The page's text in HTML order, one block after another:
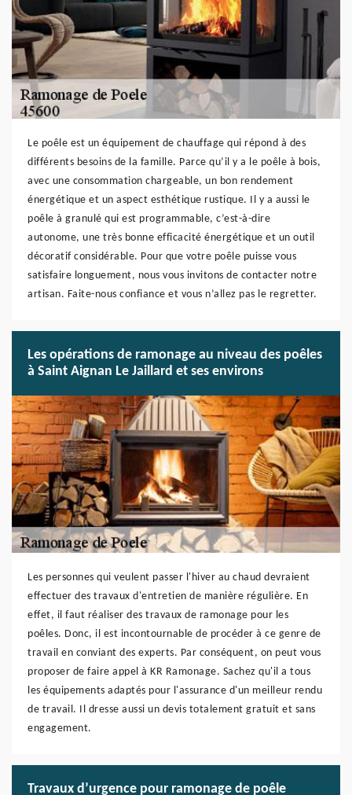
Le poêle est un équipement de chauffage qui répond à des
différents besoins de la famille. Parce qu’il y a le poêle à bois,
avec une consommation chargeable, un bon rendement
énergétique et un aspect esthétique rustique. Il y a aussi le
poêle à granulé qui est programmable, c’est-à-dire
autonome, une très bonne efficacité énergétique et un outil
décoratif considérable. Pour que votre poêle puisse vous
satisfaire longuement, nous vous invitons de contacter notre
artisan. Faite-nous confiance et vous n’allez pas le regretter.
Les opérations de ramonage au niveau des poêles
à Saint Aignan Le Jaillard et ses environs
Les personnes qui veulent passer l'hiver au chaud devraient
effectuer des travaux d'entretien de manière régulière. En
effet, il faut réaliser des travaux de ramonage pour les
poêles. Donc, il est incontournable de procéder à ce genre de
travail en conviant des experts. Par conséquent, on peut vous
proposer de faire appel à KR Ramonage. Sachez qu'il a tous
les équipements adaptés pour l'assurance d'un meilleur rendu
de travail. Il dresse aussi un devis totalement gratuit et sans
engagement.
Travaux d’urgence pour ramonage de poêle